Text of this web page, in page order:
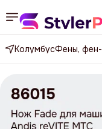
КолумбусФены, фен-